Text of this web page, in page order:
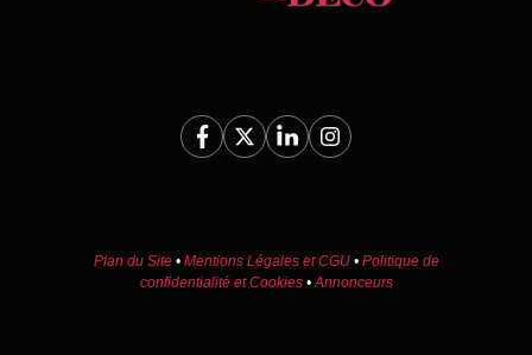
Plan du Site•Mentions Légales et CGU • Politique de
confidentialité et Cookies•Annonceurs